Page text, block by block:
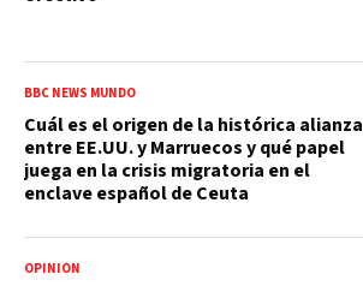
BBC NEWS MUNDO
Cuál es el origen de la histórica alianza
entre EE.UU. y Marruecos y qué papel
juega en la crisis migratoria en el
enclave español de Ceuta
OPINIÓN